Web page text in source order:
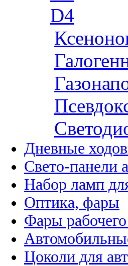
D4
Дневные
Свето-панели
Набор ламп
Оптика, фары
Фары рабочего
Цоколи для